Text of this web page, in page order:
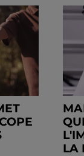
LA